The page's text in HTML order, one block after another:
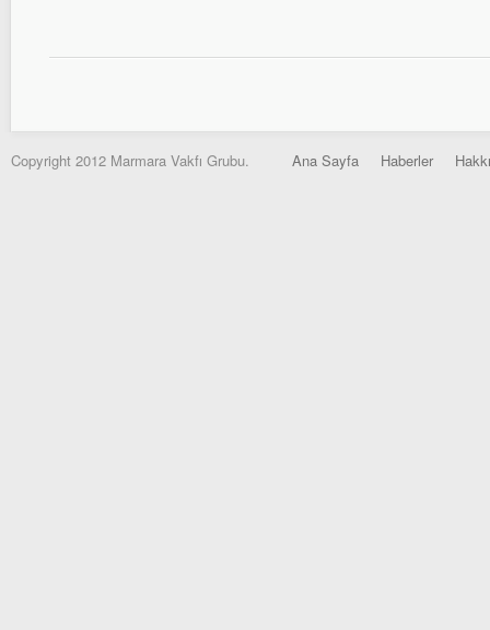
Copyright 2012 Marmara Vakfı Grubu. Ana Sayfa Haberler